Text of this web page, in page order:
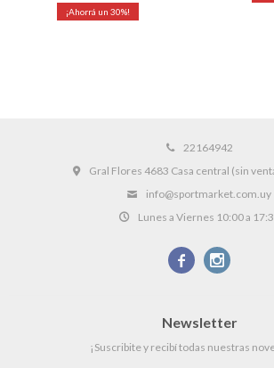
30
22164942
Gral Flores 4683 Casa central (sin
info@sportmarket.com.uy
Lunes a Viernes 10:00 a
 
Newsletter
¡Suscribite y recibí todas nuestras